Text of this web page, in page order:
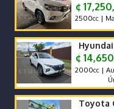
¢
2500cc |
¢
2000cc |
Único
Toyota